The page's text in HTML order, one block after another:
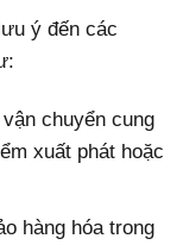
ý đến các
chuyển cung
xuất phát hoặc
hàng hóa trong